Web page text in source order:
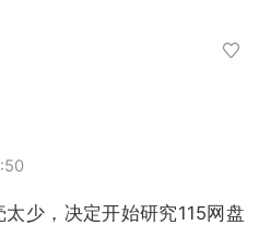
少，决定开始研究115网盘